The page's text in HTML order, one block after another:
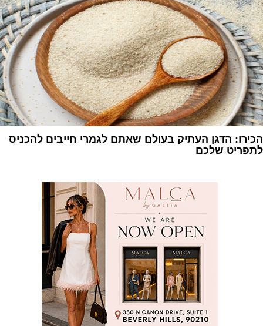
הכירו: הדגן העתיק בעולם שאתם לגמרי חייבים להכניס
לתפריט שלכם